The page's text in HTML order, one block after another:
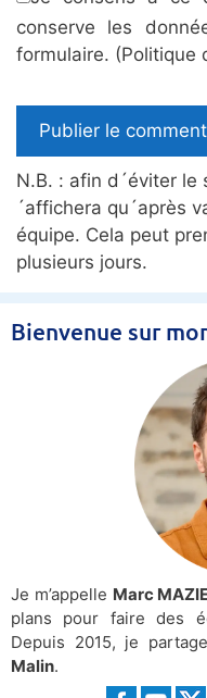
conserve les
formulaire. (Politique
Bienvenue sur
Je m’appelle Marc
plans pour faire des
Depuis 2015, je
Malin.